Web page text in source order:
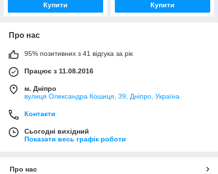
Купити Купити
Про нас
95% позитивних з 41 відгука за рік
Працює з 11.08.2016
м. Дніпро
вулиця Олександра Кошиця, 39, Дніпро, Україна
Контакти
Сьогодні вихідний
Показати весь графік роботи
Про нас